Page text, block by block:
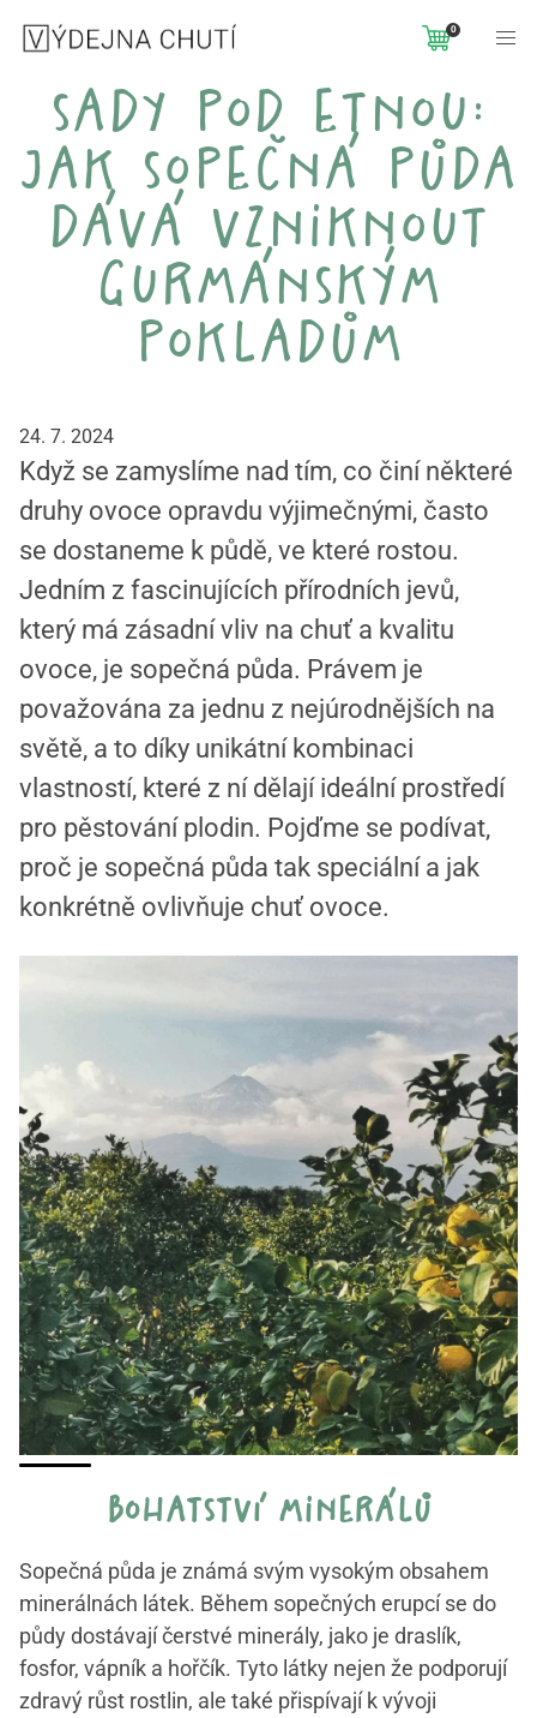
0
sady pod etnou:
jak sopečná půda
dává vzniknout
gurmánským
pokladům
24. 7. 2024
Když se zamyslíme nad tím, co činí některé
druhy ovoce opravdu výjimečnými, často
se dostaneme k půdě, ve které rostou.
Jedním z fascinujících přírodních jevů,
který má zásadní vliv na chuť a kvalitu
ovoce, je sopečná půda. Právem je
považována za jednu z nejúrodnějších na
světě, a to díky unikátní kombinaci
vlastností, které z ní dělají ideální prostředí
pro pěstování plodin. Pojďme se podívat,
proč je sopečná půda tak speciální a jak
konkrétně ovlivňuje chuť ovoce.
bohatství minerálů
Sopečná půda je známá svým vysokým obsahem
minerálnách látek. Během sopečných erupcí se do
půdy dostávají čerstvé minerály, jako je draslík,
fosfor, vápník a hořčík. Tyto látky nejen že podporují
zdravý růst rostlin, ale také přispívají k vývoji